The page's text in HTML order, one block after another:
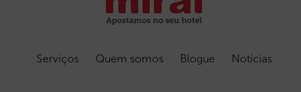
Serviços Quem somos Blogue Notícias